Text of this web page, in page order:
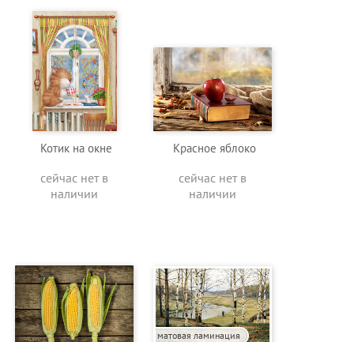
Котик на окне
сейчас нет в
наличии
Красное яблоко
сейчас нет в
наличии
матовая ламинация